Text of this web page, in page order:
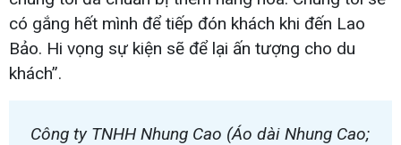
có gắng hết mình để tiếp đón khách khi đến Lao
Bảo. Hi vọng sự kiện sẽ để lại ấn tượng cho du
khách”.
Công ty TNHH Nhung Cao (Áo dài Nhung Cao;